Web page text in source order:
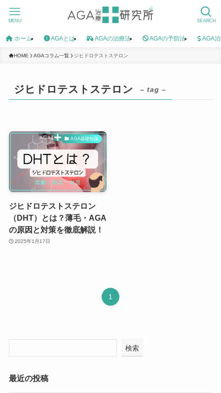
SEARCH
MENU
ホーム AGAとは AGAの治療法 AGAの予防法 AGA
HOME AGAコラム一覧 ジヒドロテストステロン
ジヒドロテストステロン – tag –
AGA基礎知識
ジヒドロテストステロン
（DHT）とは？薄毛・AGA
の原因と対策を徹底解説！
2025年1月17日
1
検索
最近の投稿